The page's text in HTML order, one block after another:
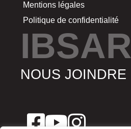
Mentions légales
Politique de confidentialité
IBSAR
NOUS JOINDRE